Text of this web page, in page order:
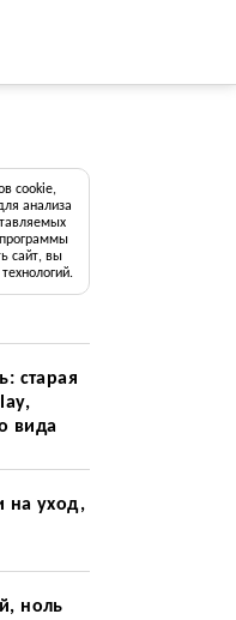
cookie,
анализа
программы
сайт, вы
старая
вида
на уход,
ноль